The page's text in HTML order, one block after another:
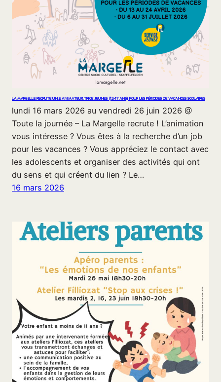
LA MARGELLE RECRUTE UN.E ANIMATEUR.TRICE JEUNES (12-17 ANS) POUR LES PÉRIODES DE VACANCES SCOLAIRES
lundi 16 mars 2026 au vendredi 26 juin 2026 @
Toute la journée – La Margelle recrute ! L’animation
vous intéresse ? Vous êtes à la recherche d’un job
pour les vacances ? Vous appréciez le contact avec
les adolescents et organiser des activités qui ont
du sens et qui créent du lien ? Le…
16 mars 2026